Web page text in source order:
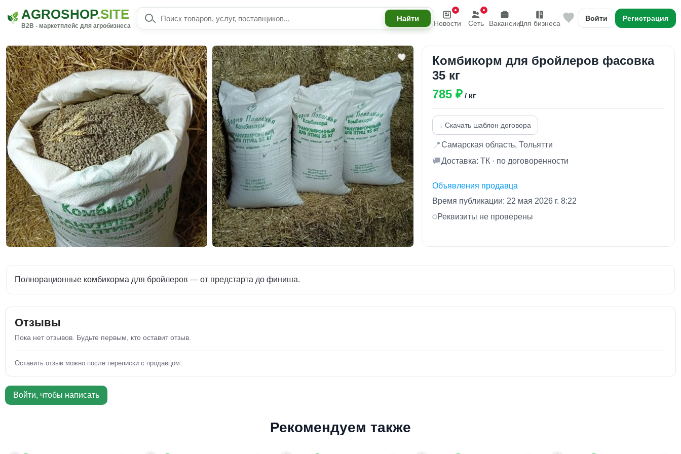
AGROSHOP.SITE
B2B - маркетплейс для агробизнеса Новости Сеть ВакансииДля бизнеса
Войти Регистрация
Комбикорм для бройлеров фасовка
35 кг
785 ₽ / кг
↓ Скачать шаблон договора
📍Самарская область, Тольятти
🚚Доставка: ТК · по договоренности
Объявления продавца
Время публикации: 22 мая 2026 г. 8:22
Реквизиты не проверены
Полнорационные комбикорма для бройлеров — от предстарта до финиша.
Отзывы
Пока нет отзывов. Будьте первым, кто оставит отзыв.
Оставить отзыв можно после переписки с продавцом.
Войти, чтобы написать
Рекомендуем также